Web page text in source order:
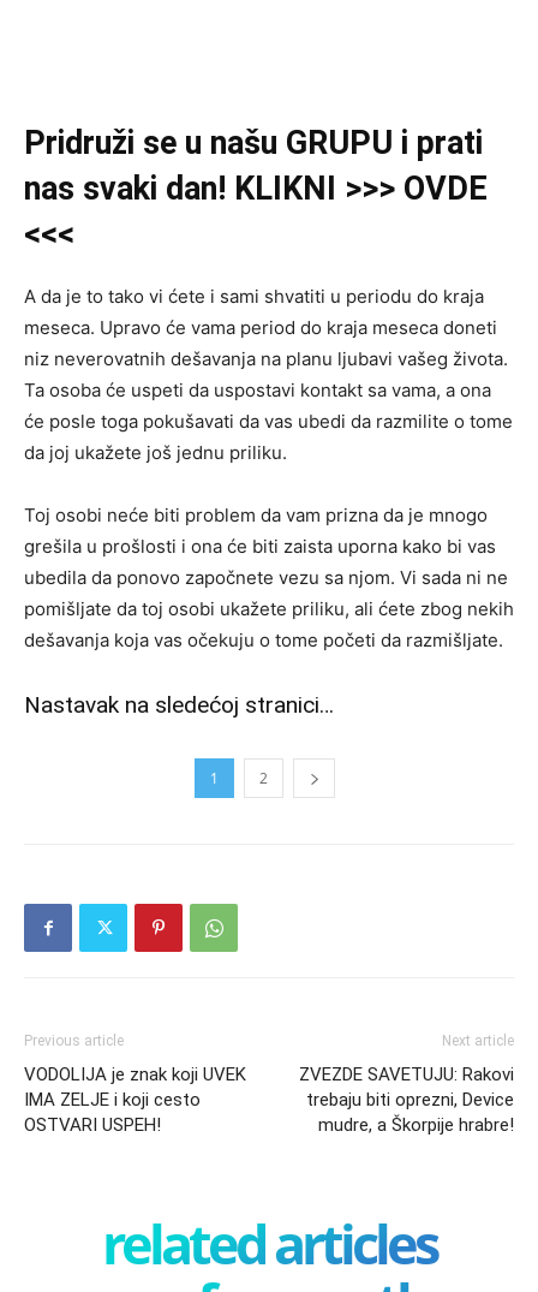
Pridruži se u našu GRUPU i prati
nas svaki dan! KLIKNI >>> OVDE
<<<
A da je to tako vi ćete i sami shvatiti u periodu do kraja
meseca. Upravo će vama period do kraja meseca doneti
niz neverovatnih dešavanja na planu ljubavi vašeg života.
Ta osoba će uspeti da uspostavi kontakt sa vama, a ona
će posle toga pokušavati da vas ubedi da razmilite o tome
da joj ukažete još jednu priliku.
Toj osobi neće biti problem da vam prizna da je mnogo
grešila u prošlosti i ona će biti zaista uporna kako bi vas
ubedila da ponovo započnete vezu sa njom. Vi sada ni ne
pomišljate da toj osobi ukažete priliku, ali ćete zbog nekih
dešavanja koja vas očekuju o tome početi da razmišljate.
Nastavak na sledećoj stranici…
1 2
Previous article
VODOLIJA je znak koji UVEK
IMA ZELJE i koji cesto
OSTVARI USPEH!
Next article
ZVEZDE SAVETUJU: Rakovi
trebaju biti oprezni, Device
mudre, a Škorpije hrabre!
related articles